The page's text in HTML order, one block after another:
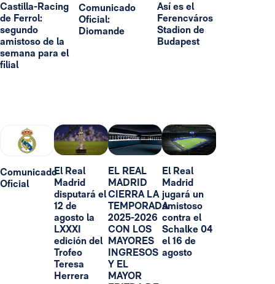
Castilla-Racing
de Ferrol:
segundo
amistoso de la
semana para el
filial
Comunicado
Oficial:
Diomande
Así es el
Ferencváros
Stadion de
Budapest
Comunicado
Oficial
El Real
Madrid
disputará el
12 de
agosto la
LXXXI
edición del
Trofeo
Teresa
Herrera
EL REAL
MADRID
CIERRA LA
TEMPORADA
2025-2026
CON LOS
MAYORES
INGRESOS
Y EL
MAYOR
El Real
Madrid
jugará un
amistoso
contra el
Schalke 04
el 16 de
agosto